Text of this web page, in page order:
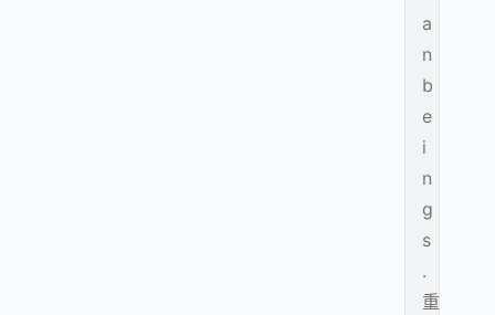
a
n
b
e
i
n
g
s
.
重